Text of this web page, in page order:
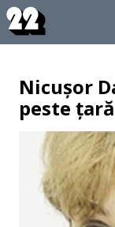
Nicușor
peste țară